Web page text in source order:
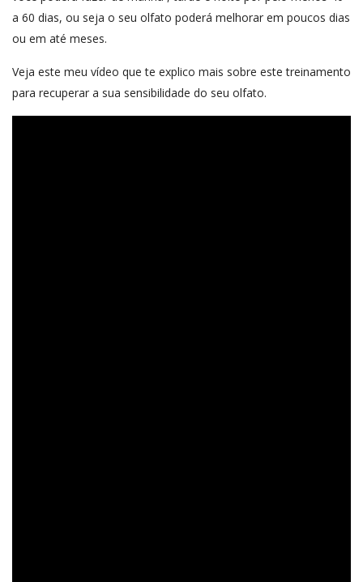
a 60 dias, ou seja o seu olfato poderá melhorar em poucos dias
ou em até meses.
Veja este meu vídeo que te explico mais sobre este treinamento
para recuperar a sua sensibilidade do seu olfato.